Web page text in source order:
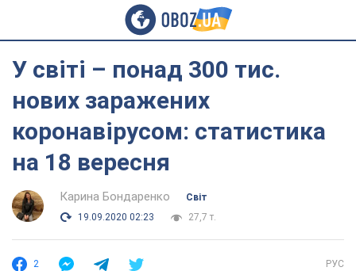
У світі – понад 300 тис.
нових заражених
коронавірусом: статистика
на 18 вересня
Карина Бондаренко
Світ
19.09.2020 02:23
27,7 т.
2 РУС